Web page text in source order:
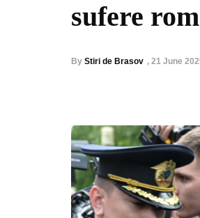
sufere
By Stiri de Brasov , 21 June